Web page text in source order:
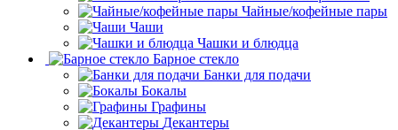
Чайные/кофейные пары
Чаши
Чашки и блюдца
Барное стекло
Банки для подачи
Бокалы
Графины
Декантеры